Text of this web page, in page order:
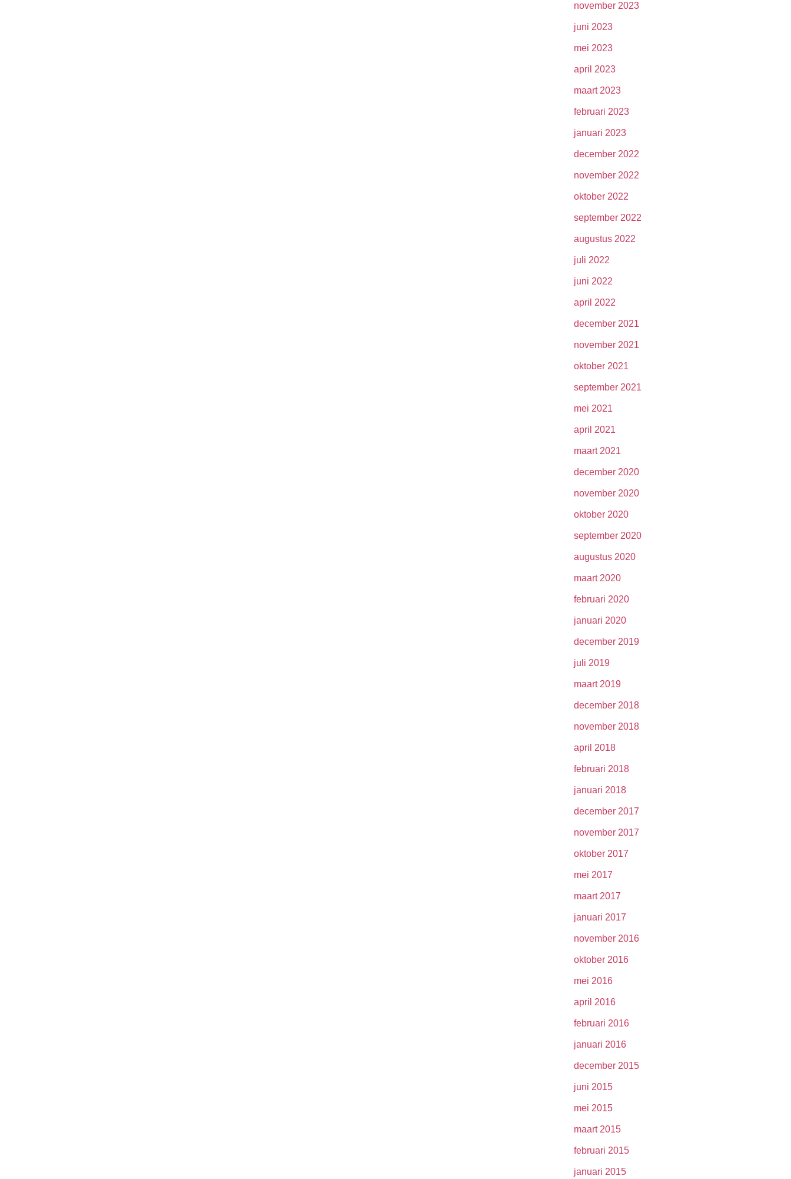
november 2023
juni 2023
mei 2023
april 2023
maart 2023
februari 2023
januari 2023
december 2022
november 2022
oktober 2022
september 2022
augustus 2022
juli 2022
juni 2022
april 2022
december 2021
november 2021
oktober 2021
september 2021
mei 2021
april 2021
maart 2021
december 2020
november 2020
oktober 2020
september 2020
augustus 2020
maart 2020
februari 2020
januari 2020
december 2019
juli 2019
maart 2019
december 2018
november 2018
april 2018
februari 2018
januari 2018
december 2017
november 2017
oktober 2017
mei 2017
maart 2017
januari 2017
november 2016
oktober 2016
mei 2016
april 2016
februari 2016
januari 2016
december 2015
juni 2015
mei 2015
maart 2015
februari 2015
januari 2015